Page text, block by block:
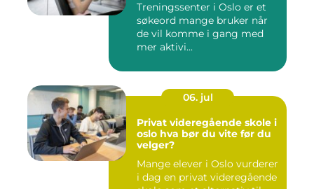
Treningssenter i Oslo er et
søkeord mange bruker når
de vil komme i gang med
mer aktivi...
06. jul
Privat videregående skole i
oslo hva bør du vite før du
velger?
Mange elever i Oslo vurderer
i dag en privat videregående